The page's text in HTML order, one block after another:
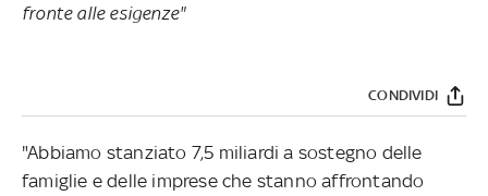
fronte alle esigenze"
CONDIVIDI
"Abbiamo stanziato 7,5 miliardi a sostegno delle
famiglie e delle imprese che stanno affrontando